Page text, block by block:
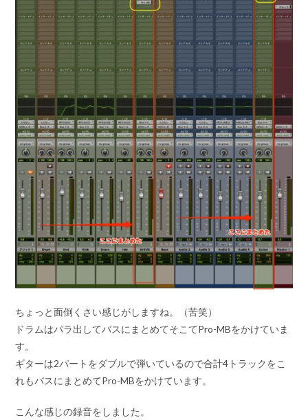
ちょっと面倒くさい感じがしますね。（苦笑）
ドラムはパラ出してバスにまとめてそこてPro-MBをかけていま
す。
ギターは2パートをダブルで弾いているので合計4トラックをこ
れもバスにまとめてPro-MBをかけています。
こんな感じの録音をしました。